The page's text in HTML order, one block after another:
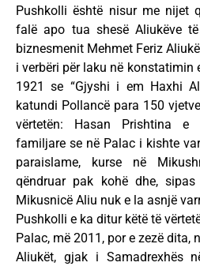
Pushkolli është nisur me nijet
falë apo tua shesë Aliukëve
biznesmenit Mehmet Feriz
i verbëri për laku në konstatimin
1921 se “Gjyshi i em Haxhi
katundi Pollancë para 150
vërtetën: Hasan Prishtina e
familjare se në Palac i kishte
paraislame, kurse në
qëndruar pak kohë dhe,
Mikusnicë Aliu nuk e la asnjë
Pushkolli e ka ditur këtë të
Palac, më 2011, por e zezë dita,
Aliukët, gjak i Samadrexhës